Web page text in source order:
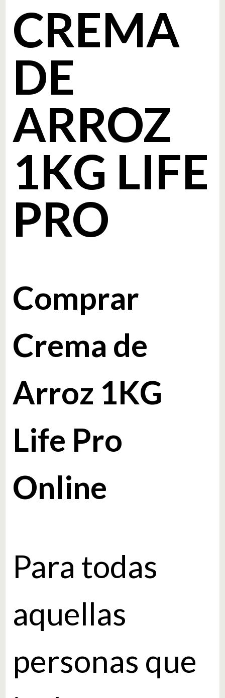
CREMA
DE
ARROZ
1KG LIFE
PRO
Comprar
Crema de
Arroz 1KG
Life Pro
Online
Para todas
aquellas
personas que